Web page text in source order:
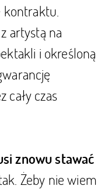
kontraktu.
artystą na
i określoną
cały czas
znowu stawać
Żeby nie wiem